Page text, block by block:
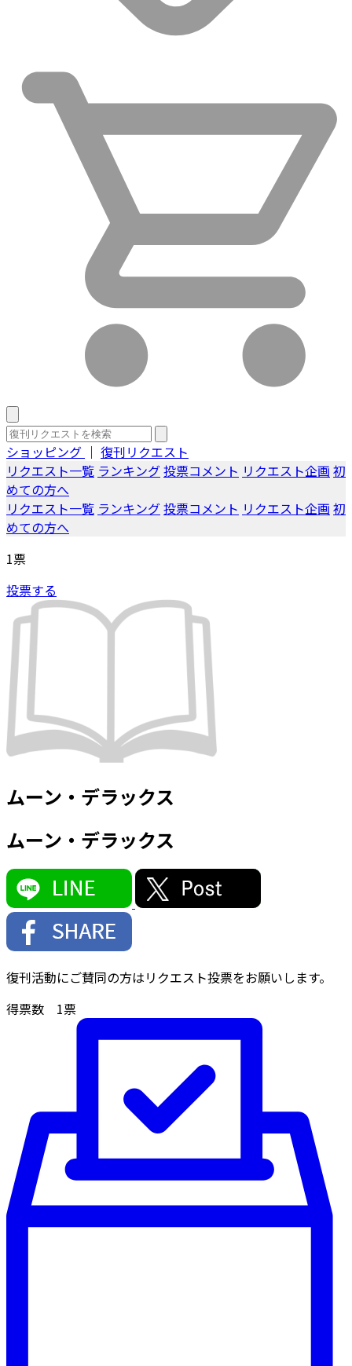
ショッピング ｜ 復刊リクエスト
リクエスト一覧 ランキング投票コメント リクエスト企画 初
めての方へ
リクエスト一覧 ランキング投票コメント リクエスト企画 初
めての方へ
1票
投票する
ムーン・デラックス
ムーン・デラックス
復刊活動にご賛同の方はリクエスト投票をお願いします。
得票数 1票